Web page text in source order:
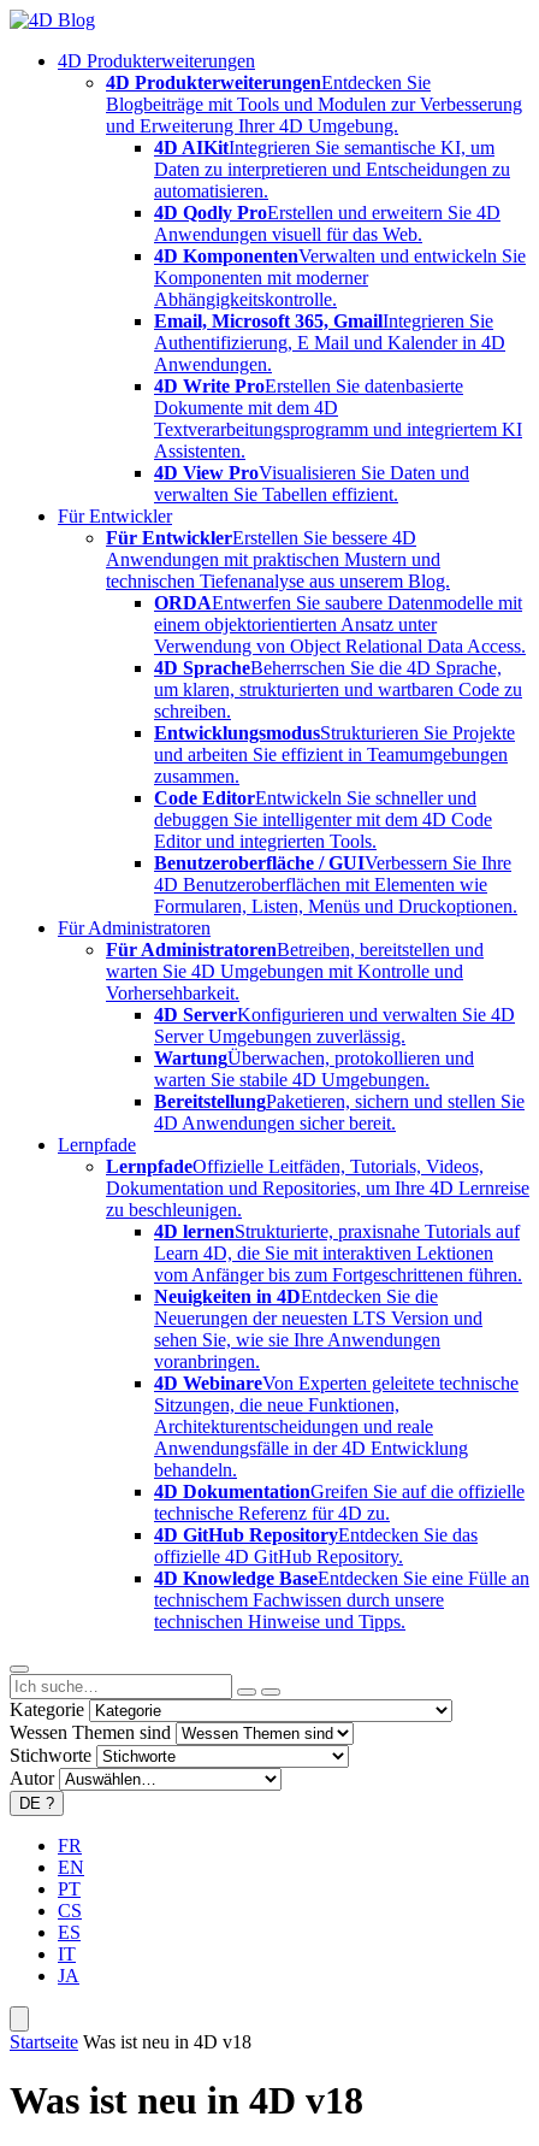
Skip
content4D Produkterweiterungen
4D ProdukterweiterungenEntdecken Sie
Blogbeiträge mit Tools und Modulen zur Verbesserung
und Erweiterung Ihrer 4D Umgebung.
4D AIKitIntegrieren Sie semantische KI, um
Daten zu interpretieren und Entscheidungen zu
automatisieren.
4D Qodly ProErstellen und erweitern Sie 4D
Anwendungen visuell für das Web.
4D KomponentenVerwalten und entwickeln Sie
Komponenten mit moderner
Abhängigkeitskontrolle.
Email, Microsoft 365, GmailIntegrieren Sie
Authentifizierung, E Mail und Kalender in 4D
Anwendungen.
4D Write ProErstellen Sie datenbasierte
Dokumente mit dem 4D
Textverarbeitungsprogramm und integriertem KI
Assistenten.
4D View ProVisualisieren Sie Daten und
verwalten Sie Tabellen effizient.
Für Entwickler
Für EntwicklerErstellen Sie bessere 4D
Anwendungen mit praktischen Mustern und
technischen Tiefenanalyse aus unserem Blog.
ORDAEntwerfen Sie saubere Datenmodelle mit
einem objektorientierten Ansatz unter
Verwendung von Object Relational Data Access.
4D SpracheBeherrschen Sie die 4D Sprache,
um klaren, strukturierten und wartbaren Code zu
schreiben.
EntwicklungsmodusStrukturieren Sie Projekte
und arbeiten Sie effizient in Teamumgebungen
zusammen.
Code EditorEntwickeln Sie schneller und
debuggen Sie intelligenter mit dem 4D Code
Editor und integrierten Tools.
Benutzeroberfläche / GUIVerbessern Sie Ihre
4D Benutzeroberflächen mit Elementen wie
Formularen, Listen, Menüs und Druckoptionen.
Für Administratoren
Für AdministratorenBetreiben, bereitstellen und
warten Sie 4D Umgebungen mit Kontrolle und
Vorhersehbarkeit.
4D ServerKonfigurieren und verwalten Sie 4D
Server Umgebungen zuverlässig.
WartungÜberwachen, protokollieren und
warten Sie stabile 4D Umgebungen.
BereitstellungPaketieren, sichern und stellen Sie
4D Anwendungen sicher bereit.
Lernpfade
LernpfadeOffizielle Leitfäden, Tutorials, Videos,
Dokumentation und Repositories, um Ihre 4D Lernreise
zu beschleunigen.
4D lernenStrukturierte, praxisnahe Tutorials auf
Learn 4D, die Sie mit interaktiven Lektionen
vom Anfänger bis zum Fortgeschrittenen führen.
Neuigkeiten in 4DEntdecken Sie die
Neuerungen der neuesten LTS Version und
sehen Sie, wie sie Ihre Anwendungen
voranbringen.
4D WebinareVon Experten geleitete technische
Sitzungen, die neue Funktionen,
Architekturentscheidungen und reale
Anwendungsfälle in der 4D Entwicklung
behandeln.
4D DokumentationGreifen Sie auf die offizielle
technische Referenz für 4D zu.
4D GitHub RepositoryEntdecken Sie das
offizielle 4D GitHub Repository.
4D Knowledge BaseEntdecken Sie eine Fülle an
technischem Fachwissen durch unsere
technischen Hinweise und Tipps.
Kategorie
Wessen Themen sind
Stichworte
Autor
DE ?
FR
EN
PT
CS
ES
IT
JA
Startseite Was ist neu in 4D v18
Was ist neu in 4D v18